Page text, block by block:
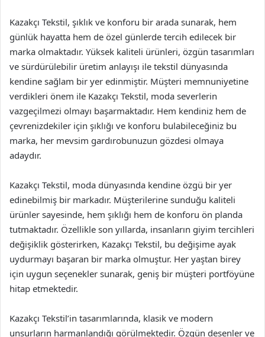
Kazakçı Tekstil, şıklık ve konforu bir arada sunarak, hem
günlük hayatta hem de özel günlerde tercih edilecek bir
marka olmaktadır. Yüksek kaliteli ürünleri, özgün tasarımları
ve sürdürülebilir üretim anlayışı ile tekstil dünyasında
kendine sağlam bir yer edinmiştir. Müşteri memnuniyetine
verdikleri önem ile Kazakçı Tekstil, moda severlerin
vazgeçilmezi olmayı başarmaktadır. Hem kendiniz hem de
çevrenizdekiler için şıklığı ve konforu bulabileceğiniz bu
marka, her mevsim gardırobunuzun gözdesi olmaya
adaydır.
Kazakçı Tekstil, moda dünyasında kendine özgü bir yer
edinebilmiş bir markadır. Müşterilerine sunduğu kaliteli
ürünler sayesinde, hem şıklığı hem de konforu ön planda
tutmaktadır. Özellikle son yıllarda, insanların giyim tercihleri
değişiklik gösterirken, Kazakçı Tekstil, bu değişime ayak
uydurmayı başaran bir marka olmuştur. Her yaştan birey
için uygun seçenekler sunarak, geniş bir müşteri portföyüne
hitap etmektedir.
Kazakçı Tekstil’in tasarımlarında, klasik ve modern
unsurların harmanlandığı görülmektedir. Özgün desenler ve